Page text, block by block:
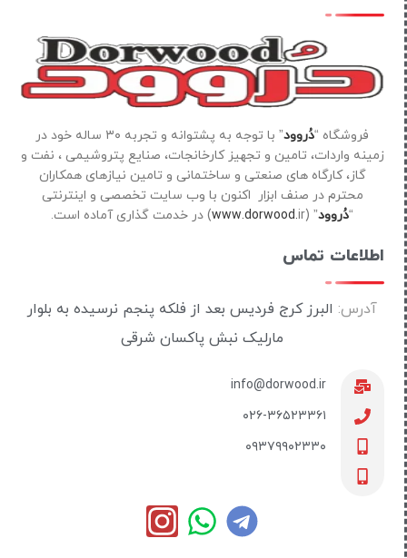
فروشگاه “دُروود
” با توجه به پشتوانه و تجربه ۳۰ ساله خود در
زمینه واردات، تامین و تجهیز کارخانجات، صنایع پتروشیمی ، نفت و
گاز، کارگاه های صنعتی و ساختمانی و تامین نیازهای همکاران
محترم در صنف ابزار اکنون با وب سایت تخصصی و اینترنتی
“دُروود” (
www.dorwood.ir) در خدمت گذاری آماده است.
اطلاعات تماس
آدرس: البرز کرج فردیس بعد از فلکه پنجم نرسیده به بلوار
مارلیک نبش پاکسان شرقی
info@dorwood.ir
۰۲۶-۳۶۵۲۳۳۶۱
۰۹۳۷۹۹۰۲۳۳۰